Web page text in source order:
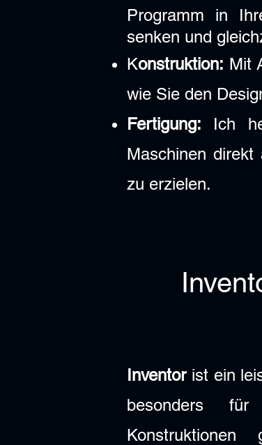
Programm in
senken und
Konstruktion: Mit
wie Sie den
Fertigung: Ich
Maschinen
zu erzielen.
Inventor ist ein
besonders für